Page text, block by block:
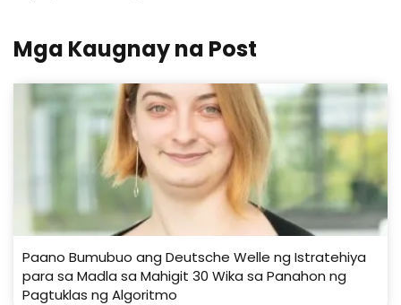
Mga Kaugnay na Post
Paano Bumubuo ang Deutsche Welle ng Istratehiya
para sa Madla sa Mahigit 30 Wika sa Panahon ng
Pagtuklas ng Algoritmo